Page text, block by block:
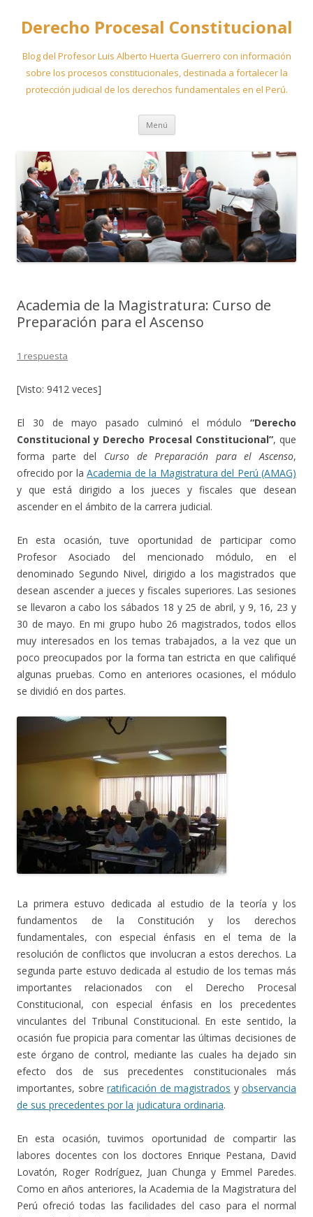
Derecho Procesal Constitucional
Blog del Profesor Luis Alberto Huerta Guerrero con información
sobre los procesos constitucionales, destinada a fortalecer la
protección judicial de los derechos fundamentales en el Perú.
Menú Ir
contenido
Academia de la Magistratura: Curso de
Preparación para el Ascenso
1 respuesta
[Visto: 9412 veces]
El 30 de mayo pasado culminó el módulo “Derecho
Constitucional y Derecho Procesal Constitucional”, que
forma parte del Curso de Preparación para el Ascenso,
ofrecido por laAcademia de la Magistratura del Perú (AMAG)
y que está dirigido a los jueces y fiscales que desean
ascender en el ámbito de la carrera judicial.
En esta ocasión, tuve oportunidad de participar como
Profesor Asociado del mencionado módulo, en el
denominado Segundo Nivel, dirigido a los magistrados que
desean ascender a jueces y fiscales superiores. Las sesiones
se llevaron a cabo los sábados 18 y 25 de abril, y 9, 16, 23 y
30 de mayo. En mi grupo hubo 26 magistrados, todos ellos
muy interesados en los temas trabajados, a la vez que un
poco preocupados por la forma tan estricta en que califiqué
algunas pruebas. Como en anteriores ocasiones, el módulo
se dividió en dos partes.
La primera estuvo dedicada al estudio de la teoría y los
fundamentos de la Constitución y los derechos
fundamentales, con especial énfasis en el tema de la
resolución de conflictos que involucran a estos derechos. La
segunda parte estuvo dedicada al estudio de los temas más
importantes relacionados con el Derecho Procesal
Constitucional, con especial énfasis en los precedentes
vinculantes del Tribunal Constitucional. En este sentido, la
ocasión fue propicia para comentar las últimas decisiones de
este órgano de control, mediante las cuales ha dejado sin
efecto dos de sus precedentes constitucionales más
importantes, sobre ratificación de magistrados y observancia
de sus precedentes por la judicatura ordinaria.
En esta ocasión, tuvimos oportunidad de compartir las
labores docentes con los doctores Enrique Pestana, David
Lovatón, Roger Rodríguez, Juan Chunga y Emmel Paredes.
Como en años anteriores, la Academia de la Magistratura del
Perú ofreció todas las facilidades del caso para el normal